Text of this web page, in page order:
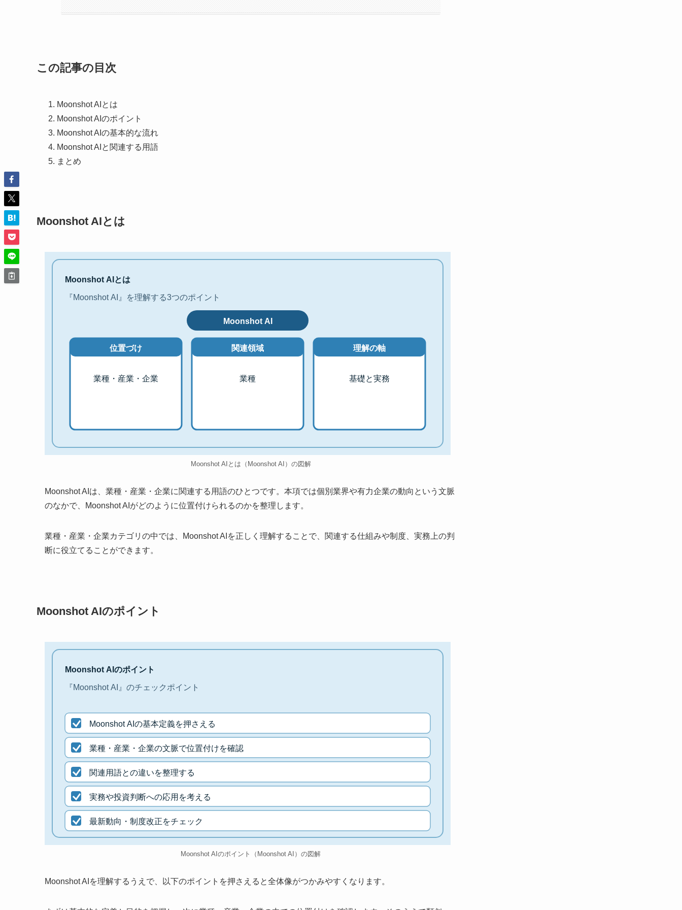
この記事の目次
Moonshot AIとは
Moonshot AIのポイント
Moonshot AIの基本的な流れ
Moonshot AIと関連する用語
まとめ
Moonshot AIとは
Moonshot AIとは
『Moonshot AI』を理解する3つのポイント
Moonshot AI
位置づけ
業種・産業・企業
関連領域
業種
理解の軸
基礎と実務
Moonshot AIとは（Moonshot AI）の図解
Moonshot AIは、業種・産業・企業に関連する用語のひとつです。本項では個別業界や有力企業の動向という文脈
のなかで、Moonshot AIがどのように位置付けられるのかを整理します。
業種・産業・企業カテゴリの中では、Moonshot AIを正しく理解することで、関連する仕組みや制度、実務上の判
断に役立てることができます。
Moonshot AIのポイント
Moonshot AIのポイント
『Moonshot AI』のチェックポイント
Moonshot AIの基本定義を押さえる
業種・産業・企業の文脈で位置付けを確認
関連用語との違いを整理する
実務や投資判断への応用を考える
最新動向・制度改正をチェック
Moonshot AIのポイント（Moonshot AI）の図解
Moonshot AIを理解するうえで、以下のポイントを押さえると全体像がつかみやすくなります。